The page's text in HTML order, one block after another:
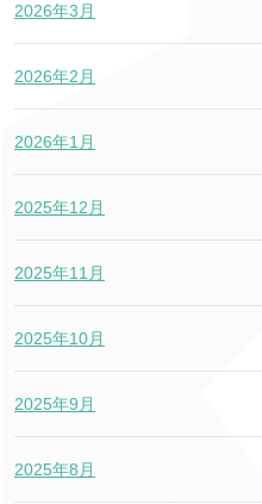
2026年3月
2026年2月
2026年1月
2025年12月
2025年11月
2025年10月
2025年9月
2025年8月